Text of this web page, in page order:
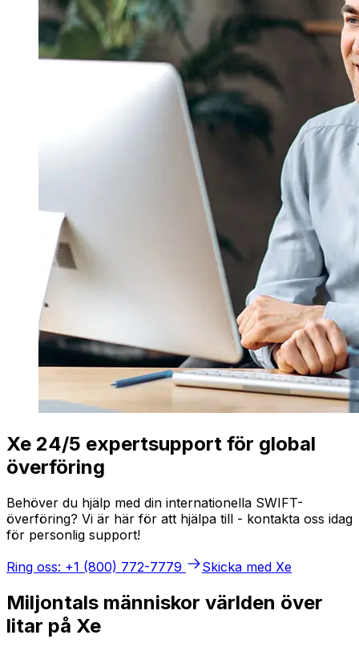
Xe 24/5 expertsupport för global
överföring
Behöver du hjälp med din internationella SWIFT-
överföring? Vi är här för att hjälpa till - kontakta oss idag
för personlig support!
Ring oss: +1 (800) 772-7779
Skicka med Xe
Miljontals människor världen över
litar på Xe